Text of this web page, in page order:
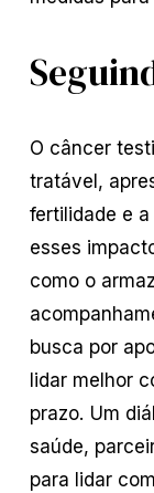
O câncer
tratável,
fertilidade e
esses
como o
busca por
lidar melhor
prazo. Um
saúde,
para lidar